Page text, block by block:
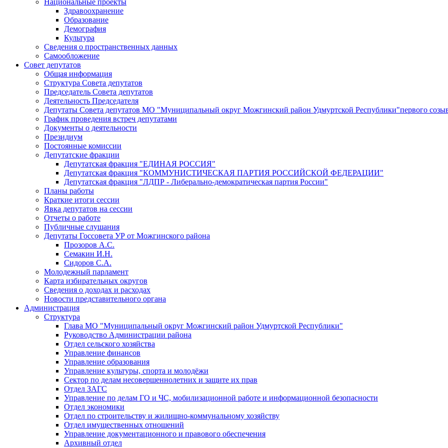
Здравоохранение
Образование
Демография
Культура
Сведения о пространственных данных
Самообложение
Совет депутатов
Общая информация
Структура Совета депутатов
Председатель Совета депутатов
Деятельность Председателя
Депутаты Совета депутатов МО "Муниципальный округ Можгинский район Удмуртской Республики"первого
График проведения встреч депутатами
Документы о деятельности
Президиум
Постоянные комиссии
Депутатские фракции
Депутатская фракция "ЕДИНАЯ РОССИЯ"
Депутатская фракция "КОММУНИСТИЧЕСКАЯ ПАРТИЯ РОССИЙСКОЙ ФЕДЕРАЦИИ"
Депутатская фракция "ЛДПР - Либерально-демократическая партия России"
Планы работы
Краткие итоги сессии
Явка депутатов на сессии
Отчеты о работе
Публичные слушания
Депутаты Госсовета УР от Можгинского района
Прозоров А.С.
Семакин И.Н.
Сидоров С.А.
Молодежный парламент
Карта избирательных округов
Сведения о доходах и расходах
Новости представительного органа
Администрация
Структура
Глава МО "Муниципальный округ Можгинский район Удмуртской Республики"
Руководство Администрации района
Отдел сельского хозяйства
Управление финансов
Управление образования
Управление культуры, спорта и молодёжи
Сектор по делам несовершеннолетних и защите их прав
Отдел ЗАГС
Управление по делам ГО и ЧС, мобилизационной работе и информационной безопасности
Отдел экономики
Отдел по строительству и жилищно-коммунальному хозяйству
Отдел имущественных отношений
Управление документационного и правового обеспечения
Архивный отдел